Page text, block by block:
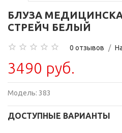
БЛУЗА
СТРЕЙЧ БЕЛЫЙ
0 отзывов /
3490 руб.
Модель: 383
ДОСТУПНЫЕ ВАРИАНТЫ